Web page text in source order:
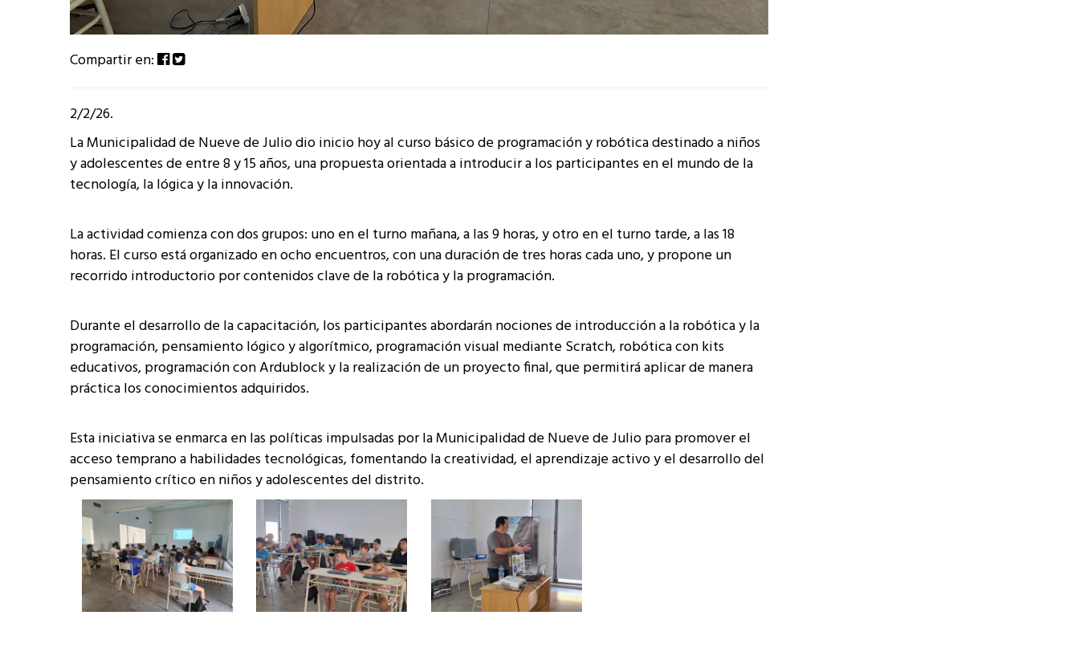
Compartir en:
2/2/26.
La Municipalidad de Nueve de Julio dio inicio hoy al curso básico de programación y robótica destinado a niños
y adolescentes de entre 8 y 15 años, una propuesta orientada a introducir a los participantes en el mundo de la
tecnología, la lógica y la innovación.
La actividad comienza con dos grupos: uno en el turno mañana, a las 9 horas, y otro en el turno tarde, a las 18
horas. El curso está organizado en ocho encuentros, con una duración de tres horas cada uno, y propone un
recorrido introductorio por contenidos clave de la robótica y la programación.
Durante el desarrollo de la capacitación, los participantes abordarán nociones de introducción a la robótica y la
programación, pensamiento lógico y algorítmico, programación visual mediante Scratch, robótica con kits
educativos, programación con Ardublock y la realización de un proyecto final, que permitirá aplicar de manera
práctica los conocimientos adquiridos.
Esta iniciativa se enmarca en las políticas impulsadas por la Municipalidad de Nueve de Julio para promover el
acceso temprano a habilidades tecnológicas, fomentando la creatividad, el aprendizaje activo y el desarrollo del
pensamiento crítico en niños y adolescentes del distrito.